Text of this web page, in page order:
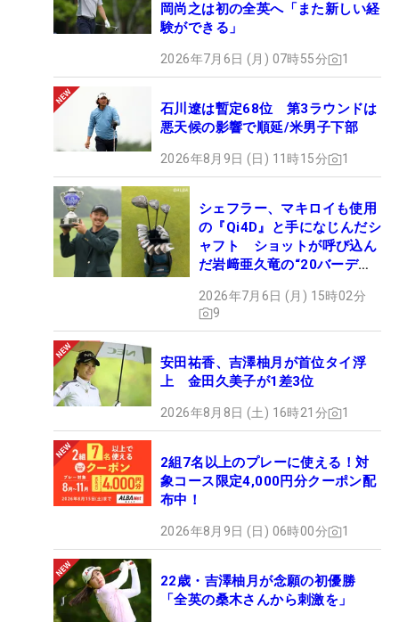
岡尚之は初の全英へ「また新しい経
験ができる」
2026年7月6日 (月) 07時55分 1
石川遼は暫定68位 第3ラウンドは
悪天候の影響で順延/米男子下部
2026年8月9日 (日) 11時15分 1
シェフラー、マキロイも使用
の『Qi4D』と手になじんだシ
ャフト ショットが呼び込ん
だ岩﨑亜久竜の“20バーデ
2026年7月6日 (月) 15時02分
9
安田祐香、吉澤柚月が首位タイ浮
上 金田久美子が1差3位
2026年8月8日 (土) 16時21分 1
2組7名以上のプレーに使える！対
象コース限定4,000円分クーポン配
布中！
2026年8月9日 (日) 06時00分 1
22歳・吉澤柚月が念願の初優勝
「全英の桑木さんから刺激を」